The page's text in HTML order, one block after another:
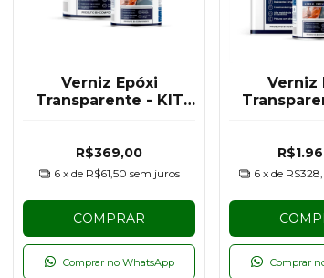
Verniz Epóxi
Transparente - KIT
R$369,00
6 x de R$61,50 sem juros
COMPRAR
Comprar no WhatsApp
Verniz
6 x de
Comprar